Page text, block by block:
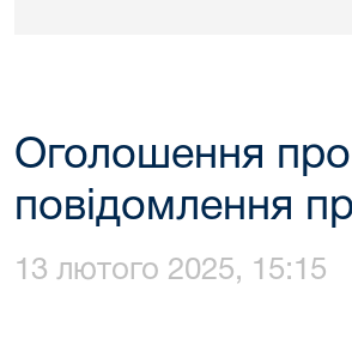
Оголошення
повідомлення
13 лютого 2025, 15:15